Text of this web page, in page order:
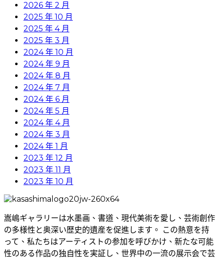
2026 年 2 月
2025 年 10 月
2025 年 4 月
2025 年 3 月
2024 年 10 月
2024 年 9 月
2024 年 8 月
2024 年 7 月
2024 年 6 月
2024 年 5 月
2024 年 4 月
2024 年 3 月
2024 年 1 月
2023 年 12 月
2023 年 11 月
2023 年 10 月
嵩嶋ギャラリーは水墨画、書道、現代美術を愛し、芸術創作
の多様性と奥深い歴史的遺産を促進します。 この熱意を持
って、私たちはアーティストの参加を呼びかけ、新たな可能
性のある作品の独自性を実証し、世界中の一流の展示会で芸